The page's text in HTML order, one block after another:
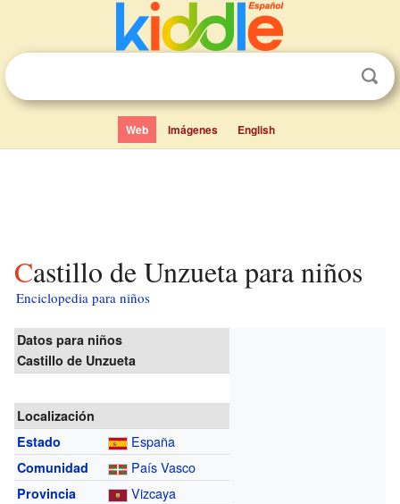
Web Imágenes English
Castillo de Unzueta para niños
Enciclopedia para niños
Datos para niños
Castillo de Unzueta
Localización
Estado
España
Comunidad País Vasco
Provincia Vizcaya